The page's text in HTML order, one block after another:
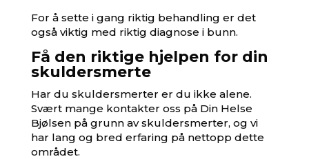
For å sette i gang riktig behandling er det
også viktig med riktig diagnose i bunn.
Få den riktige hjelpen for din
skuldersmerte
Har du skuldersmerter er du ikke alene.
Svært mange kontakter oss på Din Helse
Bjølsen på grunn av skuldersmerter, og vi
har lang og bred erfaring på nettopp dette
området.